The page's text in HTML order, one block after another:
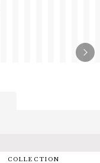
COLLECTION